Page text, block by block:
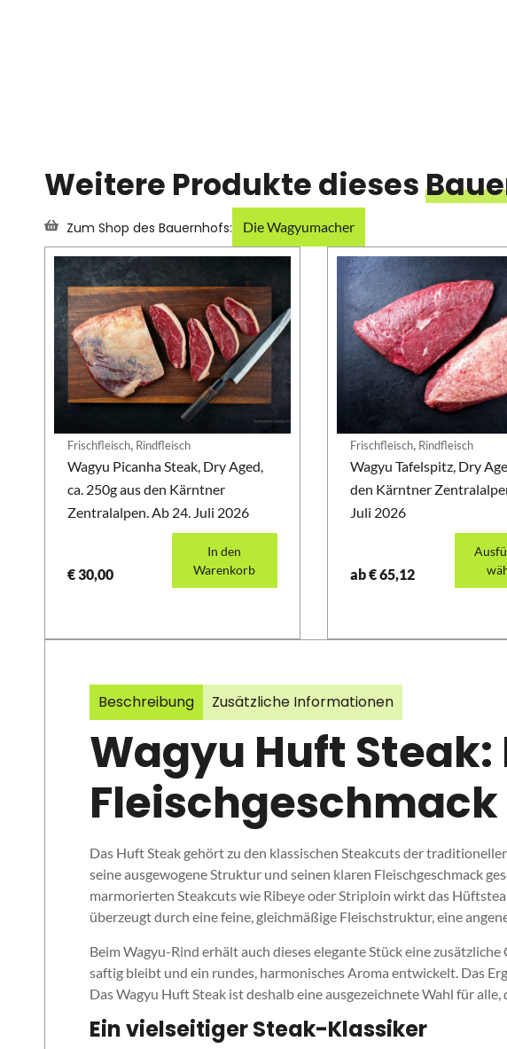
Weitere Produkte dieses
Zum Shop des Bauernhofs: Die Wagyumacher
Frischfleisch, Rindfleisch
Wagyu Picanha Steak, Dry Aged,
ca. 250g aus den Kärntner
Zentralalpen. Ab 24. Juli 2026
€30,00
In den
Warenkorb
Frischfleisch, Rindfleisch
Wagyu Tafelspitz, Dry
den Kärntner
Juli 2026
ab€65,12
Beschreibung Zusätzliche Informationen
Wagyu Huft
Fleischgeschmack
Das Huft Steak gehört zu den klassischen Steakcuts der
seine ausgewogene Struktur und seinen klaren Fleischgeschmack
marmorierten Steakcuts wie Ribeye oder Striploin wirkt das
überzeugt durch eine feine, gleichmäßige Fleischstruktur, eine
Beim Wagyu-Rind erhält auch dieses elegante Stück eine
saftig bleibt und ein rundes, harmonisches Aroma entwickelt. Das
Das Wagyu Huft Steak ist deshalb eine ausgezeichnete Wahl für
Ein vielseitiger Steak-Klassiker